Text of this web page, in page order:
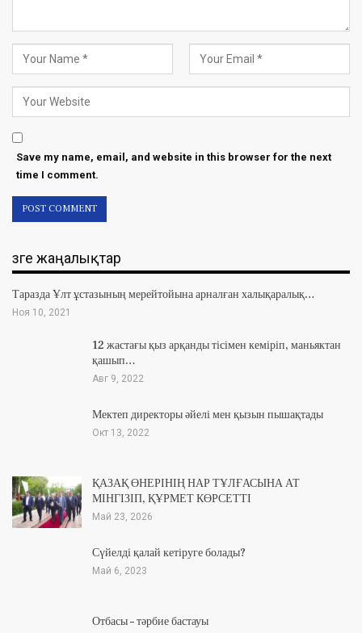
Save my name, email, and website in this browser for the next
time I comment.
Өзге жаңалықтар
Таразда Ұлт ұстазының мерейтойына арналған халықаралық…
Ноя 10, 2021
12 жастағы қыз арқанды тісімен кеміріп, маньяктан
қашып…
Авг 9, 2022
Мектеп директоры әйелі мен қызын пышақтады
Окт 13, 2022
ҚАЗАҚ ӨНЕРІНІҢ НАР ТҰЛҒАСЫНА АТ
МІНГІЗІП, ҚҰРМЕТ КӨРСЕТТІ
Май 23, 2026
Сүйелді қалай кетіруге болады?
Май 6, 2023
Отбасы – тәрбие бастауы